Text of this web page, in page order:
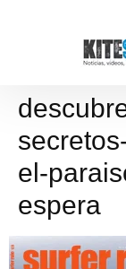
el-
espera